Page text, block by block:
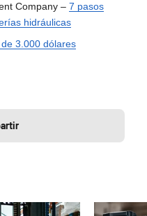
Company – 7 pasos
hidráulicas
3.000 dólares